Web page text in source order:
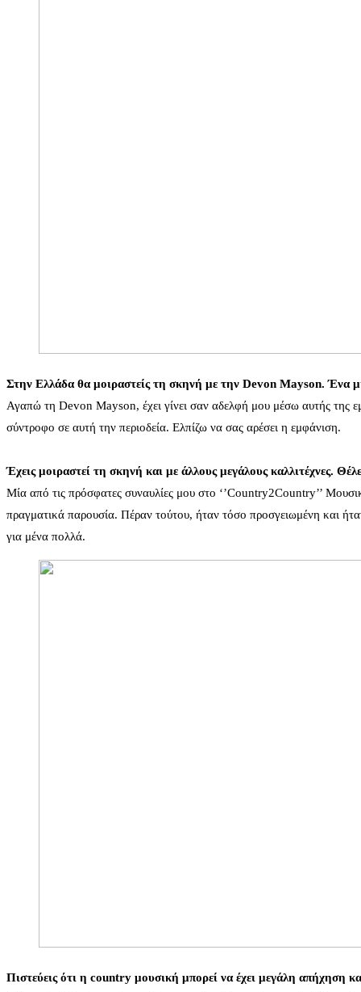
Στην Ελλάδα θα μοιραστείς τη σκηνή με την Devon Mayson. Ένα
Αγαπώ τη Devon Mayson, έχει γίνει σαν αδελφή μου μέσω αυτής της
σύντροφο σε αυτή την περιοδεία. Ελπίζω να σας αρέσει η εμφάνιση.
Έχεις μοιραστεί τη σκηνή και με άλλους μεγάλους καλλιτέχνες.
Μία από τις πρόσφατες συναυλίες μου στο ‘’Country2Country’’
πραγματικά παρουσία. Πέραν τούτου, ήταν τόσο προσγειωμένη και
για μένα πολλά.
Πιστεύεις ότι η country μουσική μπορεί να έχει μεγάλη απήχηση